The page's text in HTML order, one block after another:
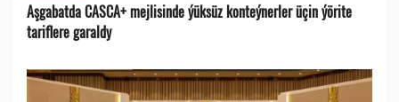
Aşgabatda CASCA+ mejlisinde ýüksüz konteýnerler üçin ýörite
tariflere garaldy